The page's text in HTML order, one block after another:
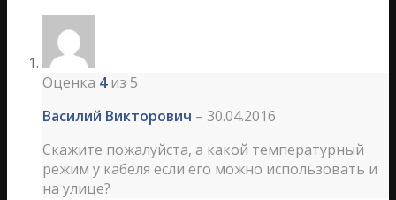
Оценка 4из 5
Василий Викторович – 30.04.2016
Скажите пожалуйста, а какой температурный
режим у кабеля если его можно использовать и
на улице?